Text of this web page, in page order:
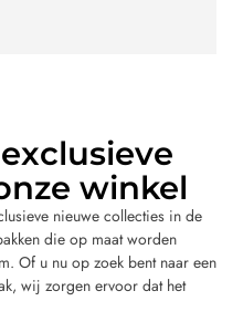
winkel
nieuwe collecties in de
die op maat worden
Of u nu op zoek bent naar een
wij zorgen ervoor dat het